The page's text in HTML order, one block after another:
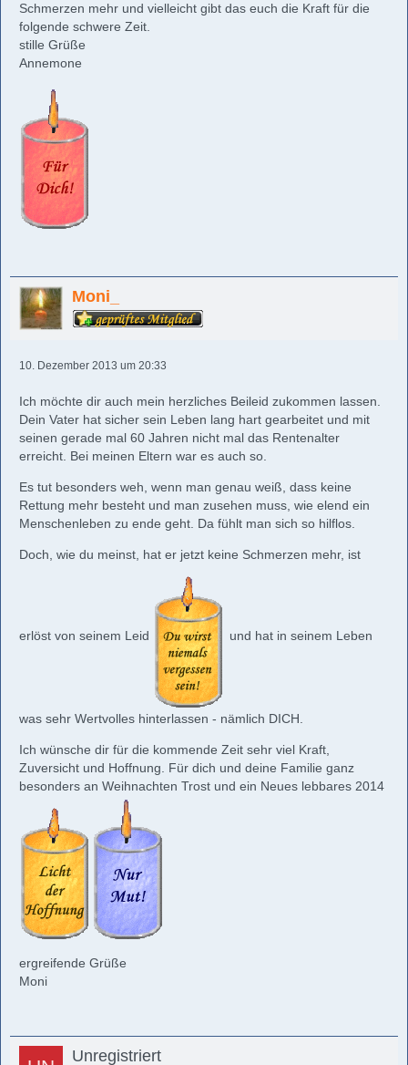
Schmerzen mehr und vielleicht gibt das euch die Kraft für die
folgende schwere Zeit.
stille Grüße
Annemone
Moni_
10. Dezember 2013 um 20:33
Ich möchte dir auch mein herzliches Beileid zukommen lassen.
Dein Vater hat sicher sein Leben lang hart gearbeitet und mit
seinen gerade mal 60 Jahren nicht mal das Rentenalter
erreicht. Bei meinen Eltern war es auch so.
Es tut besonders weh, wenn man genau weiß, dass keine
Rettung mehr besteht und man zusehen muss, wie elend ein
Menschenleben zu ende geht. Da fühlt man sich so hilflos.
Doch, wie du meinst, hat er jetzt keine Schmerzen mehr, ist
erlöst von seinem Leid und hat in seinem Leben
was sehr Wertvolles hinterlassen - nämlich DICH.
Ich wünsche dir für die kommende Zeit sehr viel Kraft,
Zuversicht und Hoffnung. Für dich und deine Familie ganz
besonders an Weihnachten Trost und ein Neues lebbares 2014
ergreifende Grüße
Moni
Unregistriert